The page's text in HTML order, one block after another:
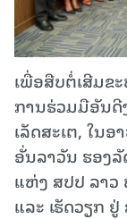
ເພື່ອສືບຕໍ່ເສີມ
ການຮ່ວມມືອັນດີ
ເລັດສະເຕ, ໃນ
ອັ່ນລາວັນ ຮອງ
ແຫ່ງ ສປປ ລາວ
ແລະ ເຮັດວຽກ